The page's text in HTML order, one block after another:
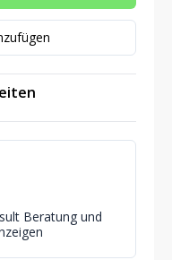
Beratung und